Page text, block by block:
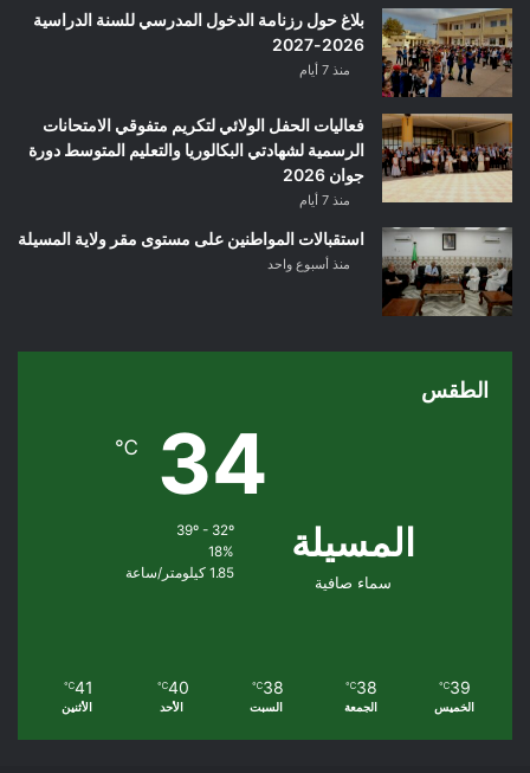
بلاغ حول رزنامة الدخول المدرسي للسنة الدراسية
2026-2027
منذ 7 أيام
فعاليات الحفل الولائي لتكريم متفوقي الامتحانات
الرسمية لشهادتي البكالوريا والتعليم المتوسط دورة
جوان 2026
منذ 7 أيام
استقبالات المواطنين على مستوى مقر ولاية المسيلة
منذ أسبوع واحد
الطقس
المسيلة
سماء صافية
34
℃
18%
1.85 كيلومتر/ساعة
39
℃
الخميس
38
℃
الجمعة
38
℃
السبت
40
℃
الأحد
41
℃
الأثنين